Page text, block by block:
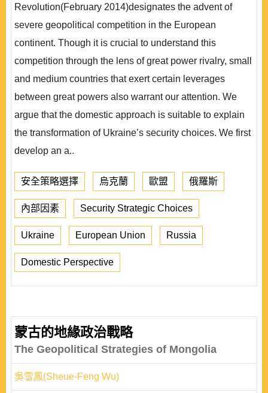
Revolution(February 2014)designates the advent of
severe geopolitical competition in the European
continent. Though it is crucial to understand this
competition through the lens of great power rivalry, small
and medium countries that exert certain leverages
between great powers also warrant our attention. We
argue that the domestic approach is suitable to explain
the transformation of Ukraine’s security choices. We first
develop an a..
安全策略選擇 烏克蘭 歐盟 俄羅斯
內部因素 Security Strategic Choices
Ukraine European Union Russia
Domestic Perspective
蒙古的地緣政治戰略
The Geopolitical Strategies of Mongolia
吳雪鳳(Sheue-Feng Wu)